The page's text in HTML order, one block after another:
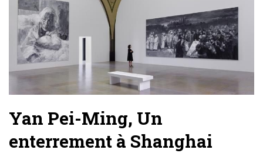
Yan Pei-Ming, Un
enterrement à Shanghai